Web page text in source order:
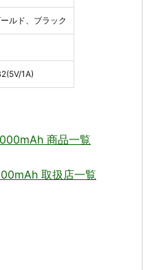
ルド、ブラック
1A)
商品一覧
取扱店一覧